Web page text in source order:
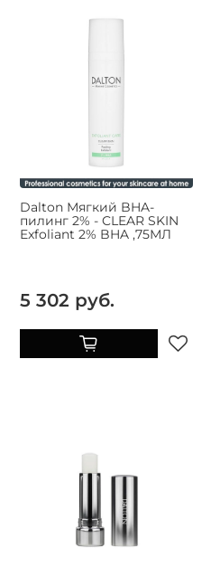
Dalton Мягкий BHA-
пилинг 2% - CLEAR SKIN
Exfoliant 2% BHA ,75МЛ
5 302 руб.